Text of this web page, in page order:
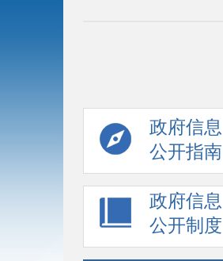
政府信息
公开指南
政府信息
公开制度